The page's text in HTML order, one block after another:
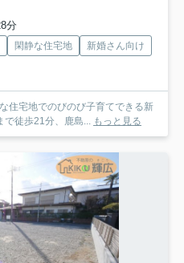
分
閑静な住宅地
新婚さん向け
住宅地でのびのび子育てできる新
で徒歩21分、鹿島... もっと見る